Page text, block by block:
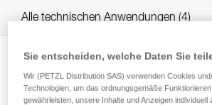
Alle technischen Anwendungen 4
Sie entscheiden, welche Daten Sie
Wir (PETZL Distribution SAS) verwenden Cookies
Technologien, um das ordnungsgemäße
gewährleisten, unsere Inhalte und Anzeigen individuell